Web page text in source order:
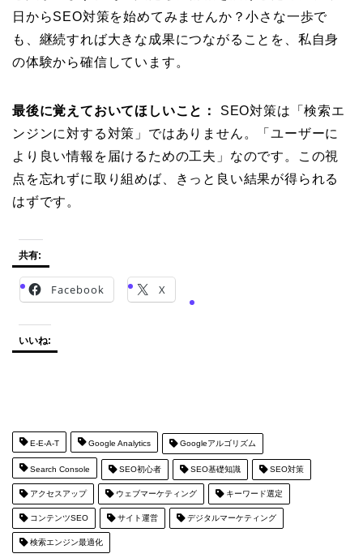
日からSEO対策を始めてみませんか？小さな一歩で
も、継続すれば大きな成果につながることを、私自身
の体験から確信しています。
最後に覚えておいてほしいこと：
SEO対策は「検索エ
ンジンに対する対策」ではありません。「ユーザーに
より良い情報を届けるための工夫」なのです。この視
点を忘れずに取り組めば、きっと良い結果が得られる
はずです。
共有:
Facebook X
いいね:
E-E-A-T Google Analytics Googleアルゴリズム
Search Console SEO初心者 SEO基礎知識 SEO対策
アクセスアップ ウェブマーケティング キーワード選定
コンテンツSEO サイト運営 デジタルマーケティング
検索エンジン最適化